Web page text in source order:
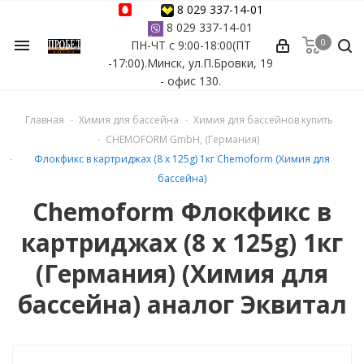
menu
8 029 337-14-01
8 029 337-14-01
ПН-ЧТ с 9:00-18:00(ПТ
-17:00).Минск, ул.П.Бровки, 19
- офис 130.
бассейнов
0
Главная Химия для бассейна
Химия для бассейнов купить
CHEMOFORM GmbH, (Германия)
Флокфикс в картриджах (8 x 125g) 1кг Chemoform (Химия для
бассейна)
Chemoform Флокфикс в
картриджах (8 x 125g) 1кг
(Германия) (Химия для
бассейна) аналог Эквитал